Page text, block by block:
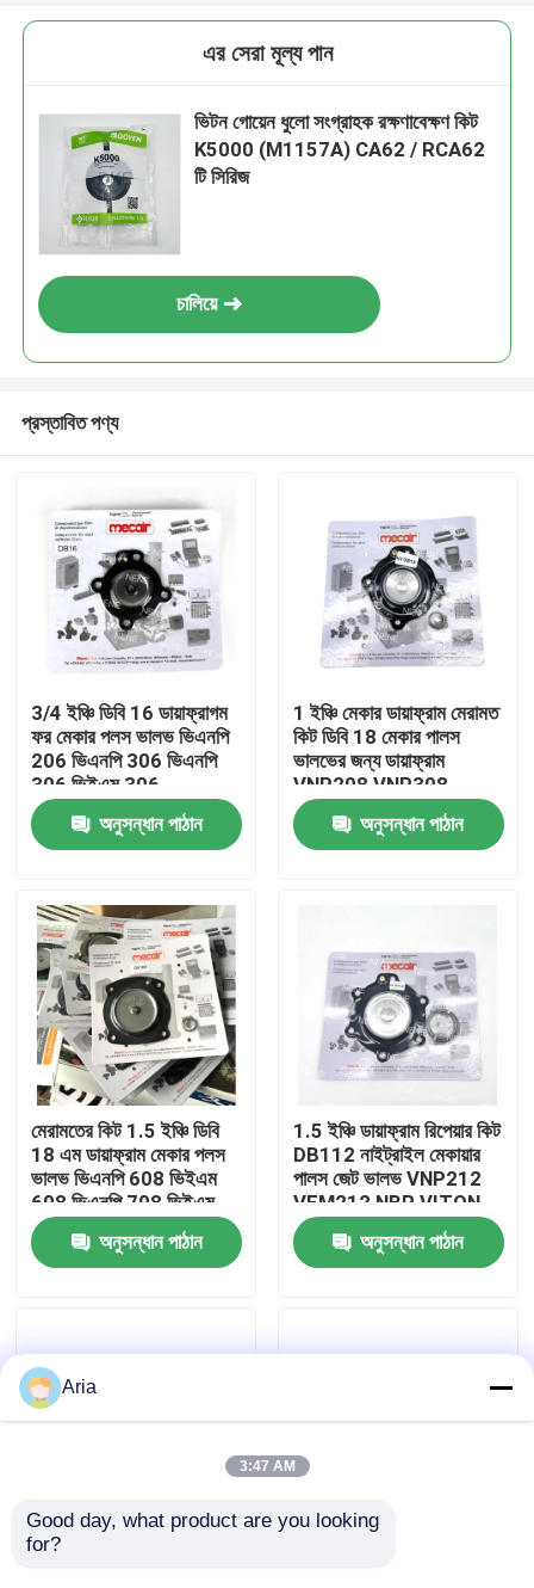
পণ্য
ভিডিও
আমাদের সম্বন্ধে
কারখানা পরিদর্শন
গুণমান নিয়ন্ত্রণ
আমাদের সাথে যোগাযোগ
খবর
এর সেরা মূল্য পান
ভিটন গোয়েন ধুলো সংগ্রাহক রক্ষণাবেক্ষণ কিট
K5000 (M1157A) CA62 / RCA62
টি সিরিজ
চালিয়ে
প্রস্তাবিত পণ্য
3/4 ইঞ্চি ডিবি 16 ডায়াফ্রাগম
ফর মেকার পলস ভালভ ভিএনপি
206 ভিএনপি 306 ভিএনপি
306 ভিইএম 306
অনুসন্ধান পাঠান
1 ইঞ্চি মেকার ডায়াফ্রাম মেরামত
কিট ডিবি 18 মেকার পালস
ভালভের জন্য ডায়াফ্রাম
VNP208 VNP308
VEM208 VEM308
VNP408 VEM408
অনুসন্ধান পাঠান
মেরামতের কিট 1.5 ইঞ্চি ডিবি
18 এম ডায়াফ্রাম মেকার পলস
ভালভ ভিএনপি 608 ভিইএম
608 ভিএনপি 708 ভিইএম
708
অনুসন্ধান পাঠান
1.5 ইঞ্চি ডায়াফ্রাম রিপেয়ার কিট
DB112 নাইট্রাইল মেকায়ার
পালস জেট ভালভ VNP212
VEM212 NBR VITON
VNP312 VEM312 এর
জন্য
অনুসন্ধান পাঠান
MECAIR মেরামতের কিট 1
Aria
3:47 AM
Good day, what product are you looking
for?